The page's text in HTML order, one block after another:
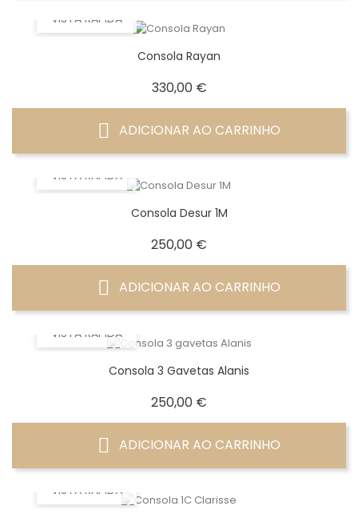
VISTA RÁPIDA
Consola Rayan
330,00 €Preço
ADICIONAR AO CARRINHO
VISTA RÁPIDA
Consola Desur 1M
250,00 €
ADICIONAR AO CARRINHO
VISTA RÁPIDA
Consola 3 Gavetas Alanis
250,00 €
ADICIONAR AO CARRINHO
VISTA RÁPIDA